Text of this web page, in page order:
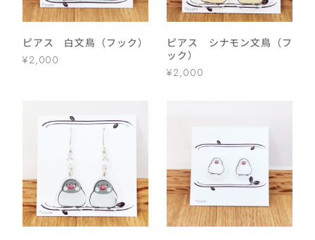
ピアス 白文鳥（フック）
¥2,000
ピアス シナモン文鳥（フ
ック）
¥2,000